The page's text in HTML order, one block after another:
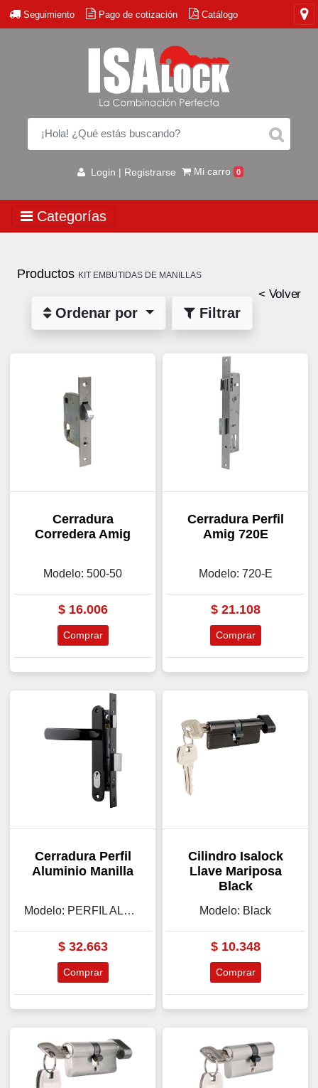
Seguimiento Pago de cotización Catálogo
Login | Registrarse Mi carro 0
Categorías
Productos KIT EMBUTIDAS DE MANILLAS
< Volver
Ordenar por Filtrar
Cerradura
Corredera Amig
Modelo: 500-50
$16.006
Comprar
Cerradura Perfil
Amig 720E
Modelo: 720-E
$21.108
Comprar
Cerradura Perfil
Aluminio Manilla
Modelo: PERFIL ALUMINIO
$32.663
Comprar
Cilindro Isalock
Llave Mariposa
Black
Modelo: Black
$10.348
Comprar